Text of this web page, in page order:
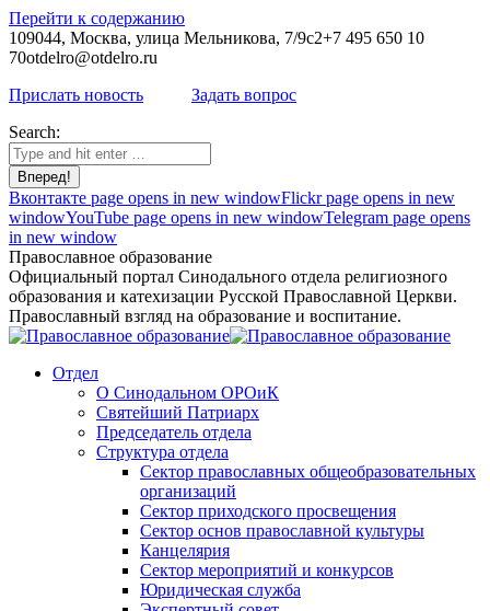
Перейти к содержанию
109044, Москва, улица Мельникова, 7/9с2+7 495 650 10
70otdelro@otdelro.ru
Прислать новость
Задать вопрос
Search:
Вконтакте page opens in new windowFlickr page opens in new
windowYouTube page opens in new windowTelegram page opens
in new window
Православное образование
Официальный портал Синодального отдела религиозного
образования и катехизации Русской Православной Церкви.
Православный взгляд на образование и воспитание.
Отдел
О Синодальном ОРОиК
Святейший Патриарх
Председатель отдела
Структура отдела
Сектор православных общеобразовательных
организаций
Сектор приходского просвещения
Сектор основ православной культуры
Канцелярия
Сектор мероприятий и конкурсов
Юридическая служба